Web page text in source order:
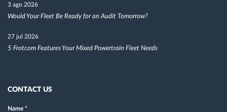
3 ago 2026
Would Your Fleet Be Ready for an Audit Tomorrow?
27 jul 2026
5 Frotcom Features Your Mixed Powertrain Fleet Needs
CONTACT US
Name *